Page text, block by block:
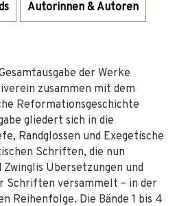
Autorinnen & Autoren
der Werke
zusammen mit dem
Reformationsgeschichte
gliedert sich in die
Randglossen und Exegetische
Schriften, die nun
Übersetzungen und
Schriften versammelt – in der
Reihenfolge. Die Bände 1 bis 4